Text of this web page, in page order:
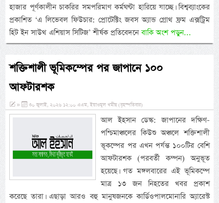
হাজার পূর্ণকালীন চাকরির সমপরিমাণ কর্মঘণ্টা হারিয়ে যাচ্ছে। বিশ্বব্যাংকের
প্রকাশিত ‘এ লিভেবল ফিউচার: প্রোটেক্টিং জবস অ্যান্ড গ্রোথ ফ্রম এক্সট্রিম
হিট ইন সাউথ এশিয়াস সিটিজ’ শীর্ষক প্রতিবেদনেবাকি অংশ পড়ুন...
শক্তিশালী ভূমিকম্পের পর জাপানে ১০০
আফটারশক
» ৩০ জুলাই, ২০২৬ ১২:০০ এএম, ইয়াওমুল খমীছ (বৃহস্পতিবার)
আল ইহসান ডেস্ক: জাপানের দক্ষিণ-
পশ্চিমাঞ্চলের কিউশু অঞ্চলে শক্তিশালী
ভূকম্পের পর এখন পর্যন্ত ১০০টির বেশি
আফটারশক (পরবর্তী কম্পন) অনুভূত
হয়েছে। গত মঙ্গলবারের এই ভূমিকম্পে
মাত্র ১৩ জন নিহতের খবর প্রকাশ
করেছে তারা। এছাড়া আরও বহু মানুষজনকে কার্ডিওপালমোনারি অ্যারেস্ট